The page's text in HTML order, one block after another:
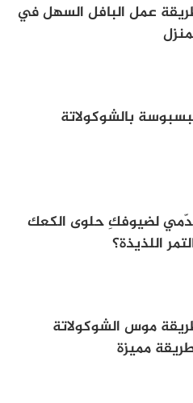
عمل البافل السهل في
بالشوكولاتة
لضيوفكِ حلوى الكعك
اللذيذة؟
موس الشوكولاتة
مميزة